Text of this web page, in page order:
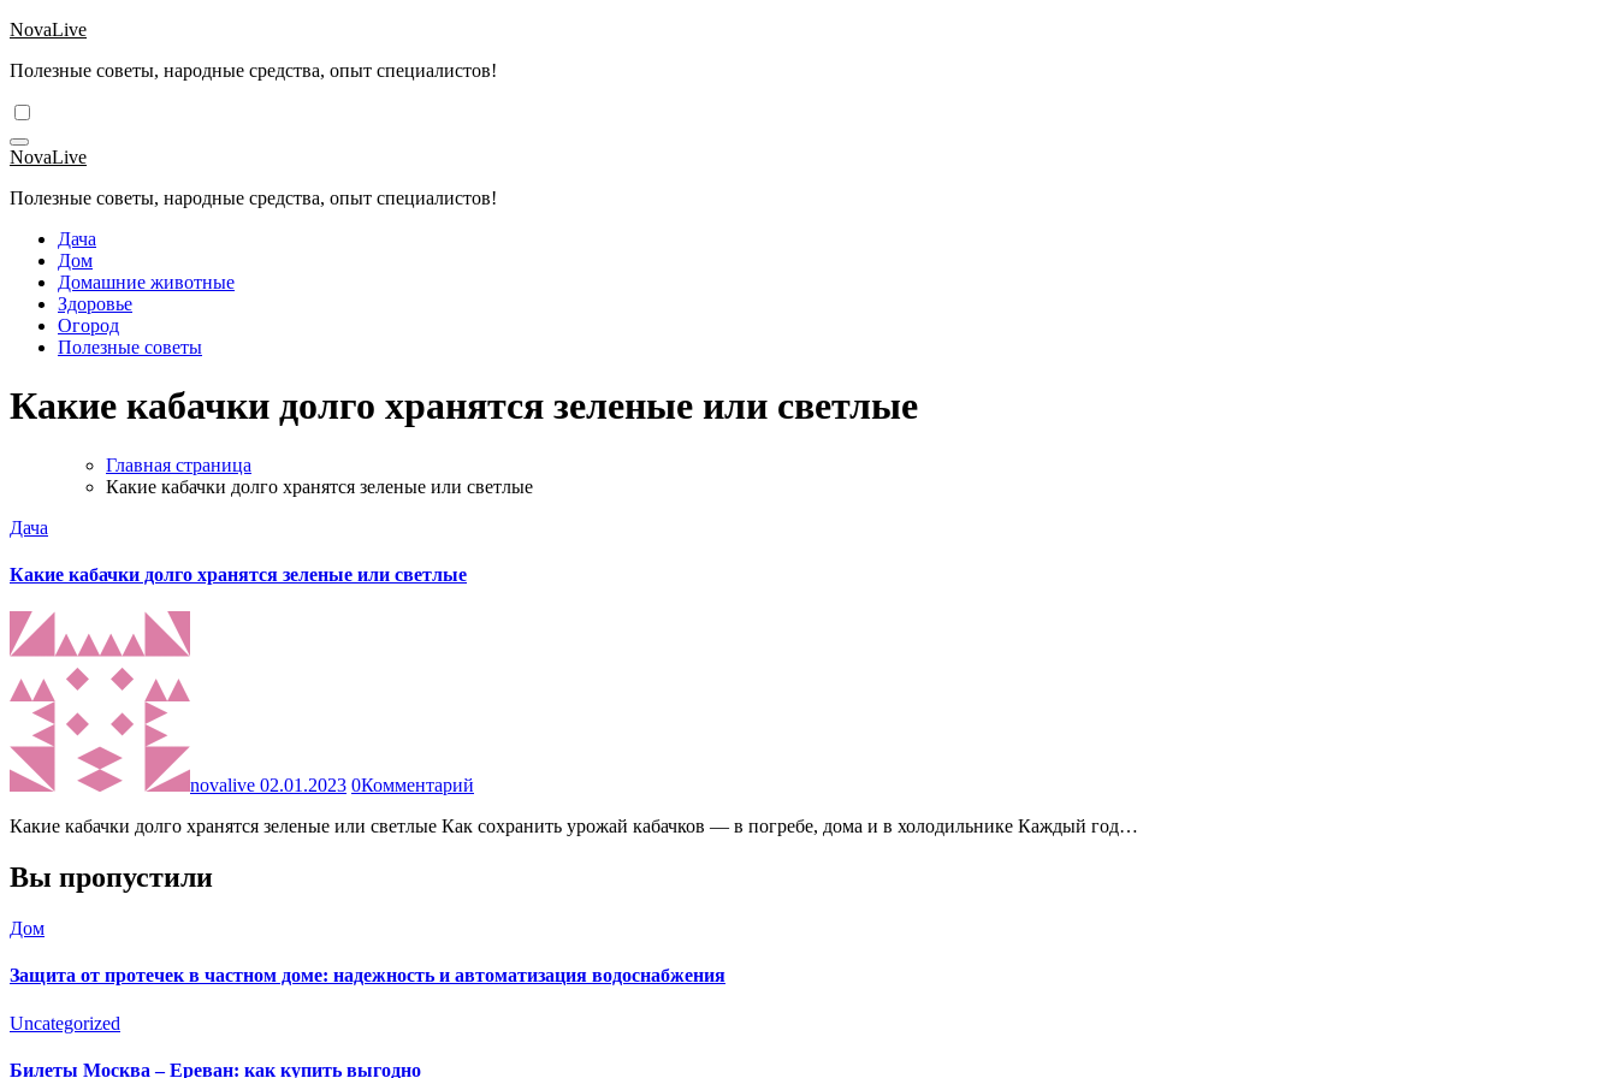
Перейти
содержимому
NovaLive
Полезные советы, народные средства, опыт специалистов!
NovaLive
Полезные советы, народные средства, опыт специалистов!
Дача
Дом
Домашние животные
Здоровье
Огород
Полезные советы
Какие кабачки долго хранятся зеленые или светлые
Главная страница
Какие кабачки долго хранятся зеленые или светлые
Дача
Какие кабачки долго хранятся зеленые или светлые
novalive 02.01.2023 0Комментарий
Какие кабачки долго хранятся зеленые или светлые Как сохранить урожай кабачков — в погребе, дома и в холодильнике Каждый год…
Вы пропустили
Дом
Защита от протечек в частном доме: надежность и автоматизация водоснабжения
Uncategorized
Билеты Москва – Ереван: как купить выгодно